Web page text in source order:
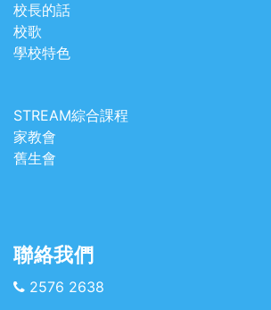
校長的話
校歌
學校特色
STREAM綜合課程
家教會
舊生會
聯絡我們
2576 2638